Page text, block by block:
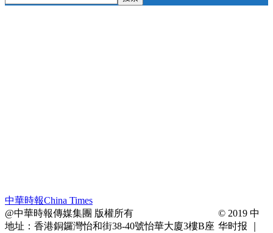
中華時報China Times
@中華時報傳媒集團 版權所有
地址：香港銅鑼灣怡和街38-40號怡華大廈3樓B座
© 2019 中
华时报 ｜